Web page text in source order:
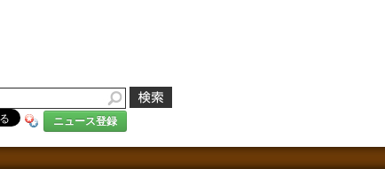
ニュース登録